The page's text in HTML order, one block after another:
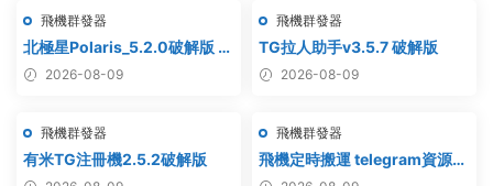
報群發 telegram群發 克隆炒
群 炒群
飛機群發器
北極星Polaris_5.2.0破解版 飛
機群發器_TG群發軟件
2026-08-09
飛機群發器
TG拉人助手v3.5.7 破解版
2026-08-09
飛機群發器
有米TG注冊機2.5.2破解版
飛機群發器
飛機定時搬運 telegram資源搬
運 TG頻道搬運 電報頻道克隆